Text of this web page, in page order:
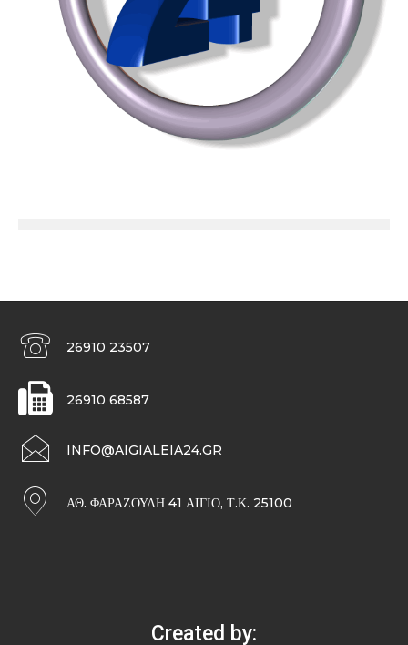
26910 23507
26910 68587
INFO@AIGIALEIA24.GR
ΑΘ. ΦΑΡΑΖΟΥΛΉ 41 ΑΊΓΙΟ, Τ.Κ. 25100
Created by: